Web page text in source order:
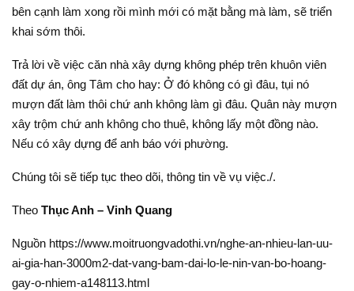
bên cạnh làm xong rồi mình mới có mặt bằng mà làm, sẽ triển
khai sớm thôi.
Trả lời về việc căn nhà xây dựng không phép trên khuôn viên
đất dự án, ông Tâm cho hay: Ở đó không có gì đâu, tụi nó
mượn đất làm thôi chứ anh không làm gì đâu. Quân này mượn
xây trộm chứ anh không cho thuê, không lấy một đồng nào.
Nếu có xây dựng để anh báo với phường.
Chúng tôi sẽ tiếp tục theo dõi, thông tin về vụ việc./.
Theo Thục Anh – Vinh Quang
Nguồn https://www.moitruongvadothi.vn/nghe-an-nhieu-lan-uu-
ai-gia-han-3000m2-dat-vang-bam-dai-lo-le-nin-van-bo-hoang-
gay-o-nhiem-a148113.html